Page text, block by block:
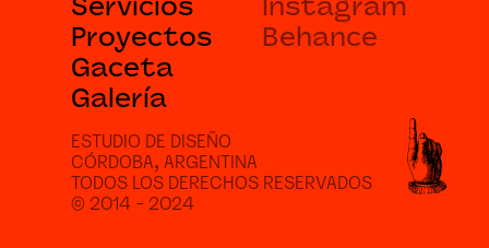
Proyectos
Gaceta
Galería
Behance
ESTUDIO DE DISEÑO
CÓRDOBA, ARGENTINA
TODOS LOS DERECHOS RESERVADOS
© 2014 - 2024